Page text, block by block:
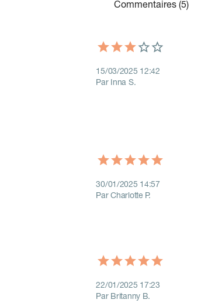
Commentaires (5)
15/03/2025 12:42
Par Inna S.
30/01/2025 14:57
Par Charlotte P.
22/01/2025 17:23
Par Britanny B.